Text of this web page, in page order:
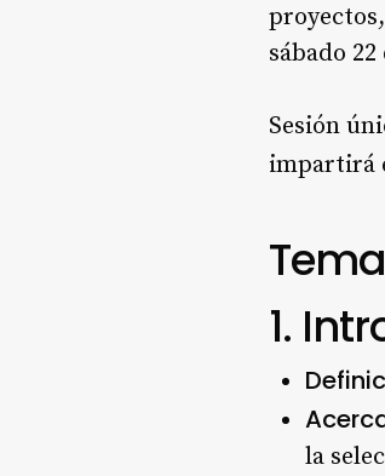
sábado
Sesión
impartirá
1.
la